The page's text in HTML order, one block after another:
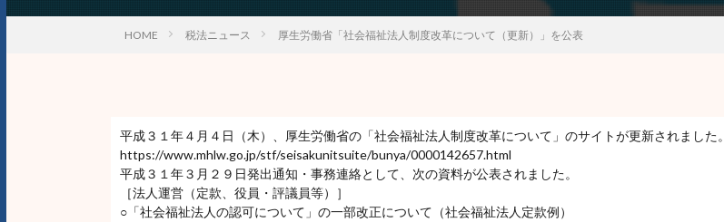
HOME 税法ニュース 厚生労働省「社会福祉法人制度改革について（更新）」を公表
平成３１年４月４日（木）、厚生労働省の「社会福祉法人制度改革について」のサイトが更新されました。
https://www.mhlw.go.jp/stf/seisakunitsuite/bunya/0000142657.html
平成３１年３月２９日発出通知・事務連絡として、次の資料が公表されました。
［法人運営（定款、役員・評議員等）］
○「社会福祉法人の認可について」の一部改正について（社会福祉法人定款例）